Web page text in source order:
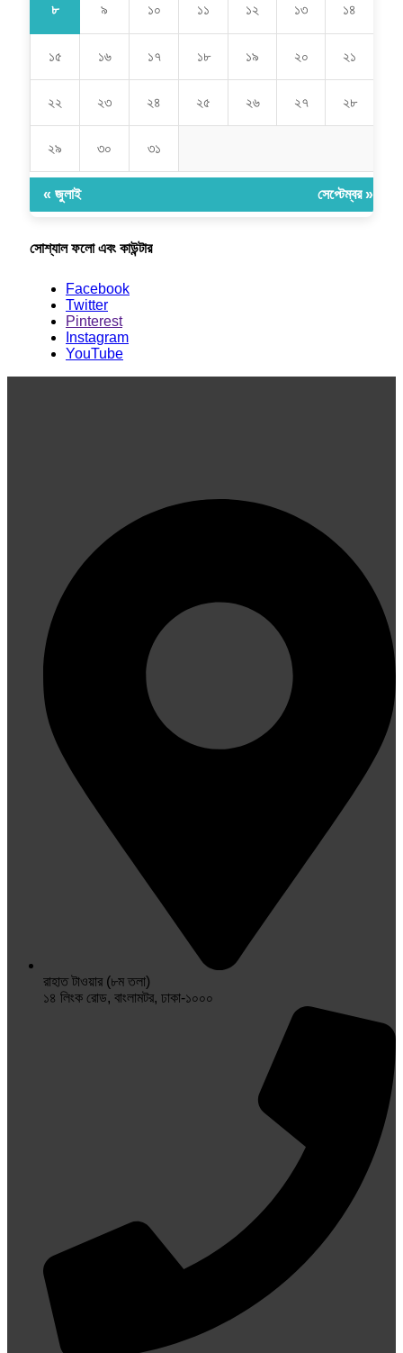
৮ ৯ ১০ ১১ ১২ ১৩ ১৪
১৫ ১৬ ১৭ ১৮ ১৯ ২০ ২১
২২ ২৩ ২৪ ২৫ ২৬ ২৭ ২৮
২৯ ৩০ ৩১
« জুলাই সেপ্টেম্বর »
সোশ্যাল ফলো এবং কাউন্টার
Facebook
Twitter
Pinterest
Instagram
YouTube
রাহাত টাওয়ার (৮ম তলা)
১৪ লিংক রোড, বাংলামটর, ঢাকা-১০০০